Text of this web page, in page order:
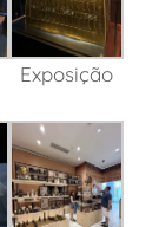
Exposição